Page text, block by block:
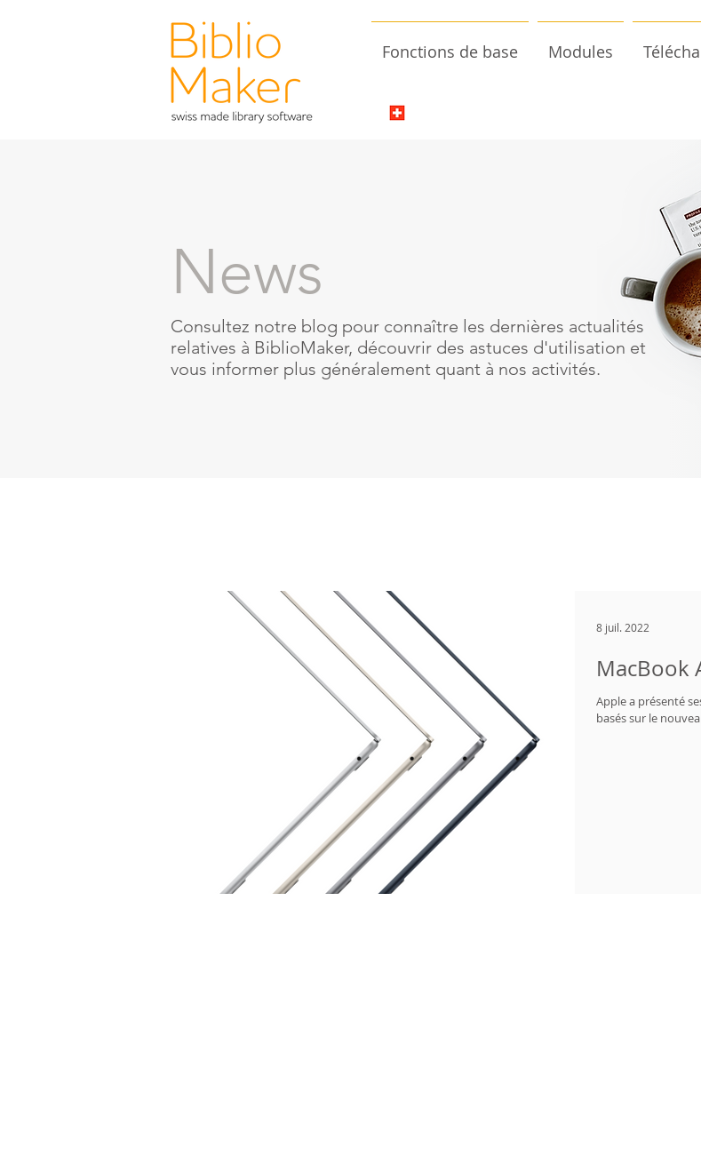
Fonctions de base Modules
News
Consultez notre blog pour connaître les dernières actualités
relatives à BiblioMaker, découvrir des astuces d'utilisation et
vous informer plus généralement quant à nos activités.
MacBook
Apple a présenté
basés sur le
8 juil. 2022